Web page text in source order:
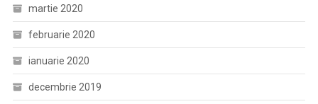
martie 2020
februarie 2020
ianuarie 2020
decembrie 2019